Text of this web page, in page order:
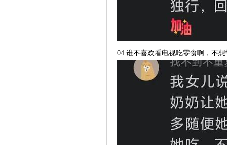
04.谁不喜欢看电视吃零食啊，不